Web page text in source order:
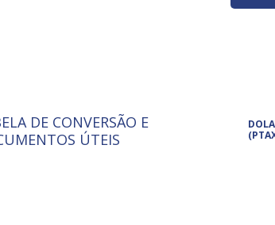
ISO 9001: 2015
A International Organization for
Standardization é um conjunto de
DE CONVERSÃO E
ÚTEIS